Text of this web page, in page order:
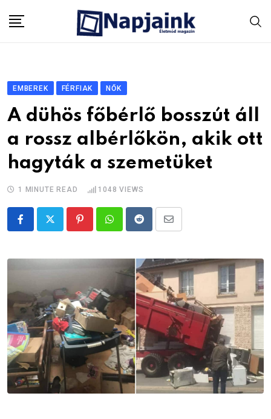
EMBEREK FÉRFIAK NŐK
A dühös főbérlő bosszút áll
a rossz albérlőkön, akik ott
hagyták a szemetüket
1 MINUTE READ 1048 VIEWS
PinterestWhatsappRedditShare
Email